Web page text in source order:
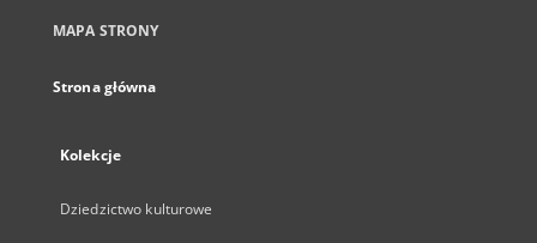
MAPA STRONY
Strona główna
Kolekcje
Dziedzictwo kulturowe